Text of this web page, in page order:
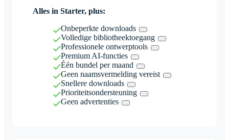
Alles in Starter, plus:
Onbeperkte downloads
Volledige bibliotheektoegang
Professionele ontwerptools
Premium AI-functies
Één bundel per maand
Geen naamsvermelding vereist
Snellere downloads
Prioriteitsondersteuning
Geen advertenties